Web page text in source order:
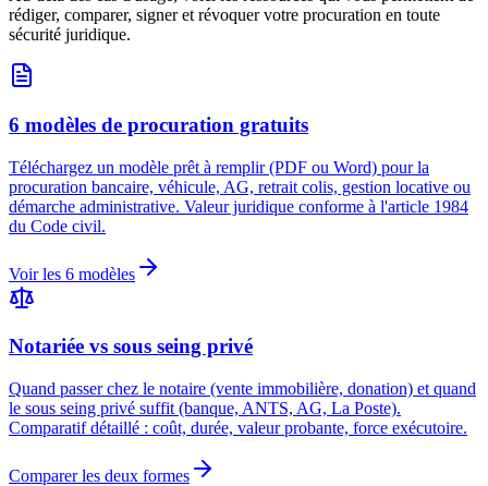
rédiger, comparer, signer et révoquer votre procuration en toute
sécurité juridique.
6 modèles de procuration gratuits
Téléchargez un modèle prêt à remplir (PDF ou Word) pour la
procuration bancaire, véhicule, AG, retrait colis, gestion locative ou
démarche administrative. Valeur juridique conforme à l'article 1984
du Code civil.
Voir les 6 modèles
Notariée vs sous seing privé
Quand passer chez le notaire (vente immobilière, donation) et quand
le sous seing privé suffit (banque, ANTS, AG, La Poste).
Comparatif détaillé : coût, durée, valeur probante, force exécutoire.
Comparer les deux formes